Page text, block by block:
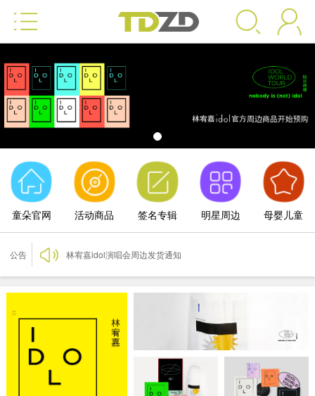
童朵官网 活动商品 签名专辑 明星周边 母婴儿童
公告
林宥嘉idol演唱会周边发货通知
林宥嘉idol演唱会周边发货通知
林宥嘉idol演唱会周边发货通知